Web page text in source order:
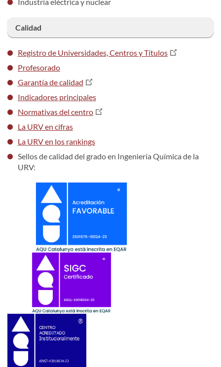
Calidad
Registro de Universidades, Centros y Títulos
Profesorado
Garantía de calidad
Indicadores principales
Normativas del centro
La URV en cifras
La URV en los rankings
Sellos de calidad del grado en Ingeniería Química de la
URV: